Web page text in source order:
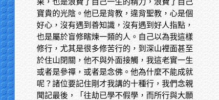
果，也是浪費了自己一生的精力，浪費了自己
寶貴的光陰。他已是背教，違背聖教，心是個
好心，沒有遇到善知識，沒有遇到好人指點，
也是屬於盲修瞎煉一類的人。自己以為我這樣
修行，尤其是很多修苦行的，到深山裡面甚至
於住山閉關，他不與外面接觸，我這老實一生
或者是參禪，或者是念佛。他為什麼不能成就
呢？諸位要記住剛才我講的十種行，我們念親
聞記最後，「往劫已學不假學，而所行與大願